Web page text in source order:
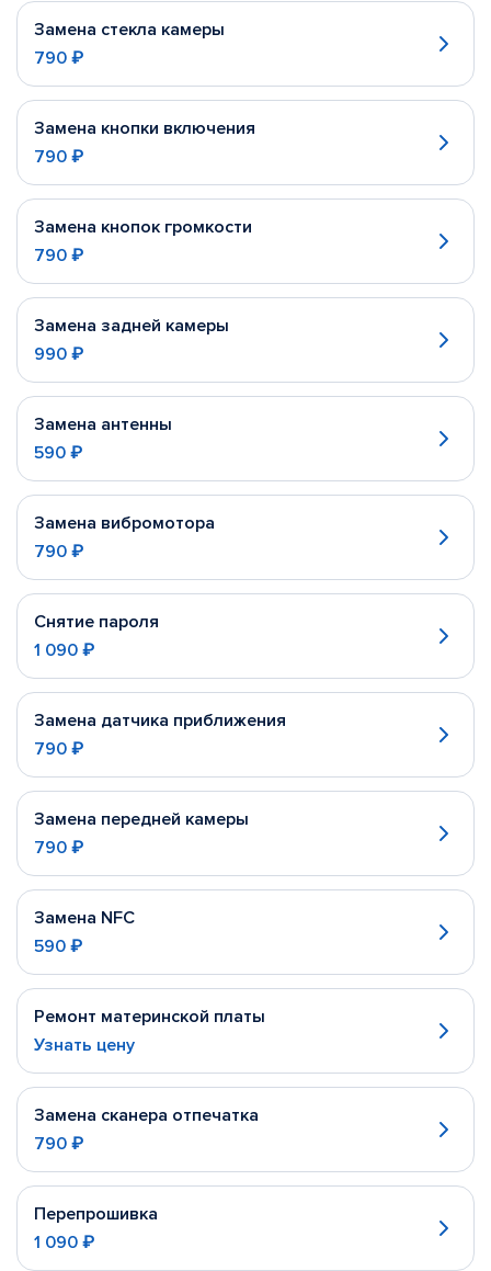
Замена стекла камеры
790 ₽
Замена кнопки включения
790 ₽
Замена кнопок громкости
790 ₽
Замена задней камеры
990 ₽
Замена антенны
590 ₽
Замена вибромотора
790 ₽
Снятие пароля
1 090 ₽
Замена датчика приближения
790 ₽
Замена передней камеры
790 ₽
Замена NFC
590 ₽
Ремонт материнской платы
Узнать цену
Замена сканера отпечатка
790 ₽
Перепрошивка
1 090 ₽